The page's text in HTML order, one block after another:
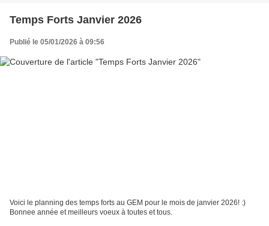
Temps Forts Janvier 2026
Publié le 05/01/2026 à 09:56
Voici le planning des temps forts au GEM pour le mois de janvier 2026! :)
Bonnee année et meilleurs voeux à toutes et tous.